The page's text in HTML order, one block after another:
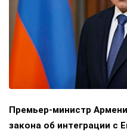
Премьер-министр
закона об интеграции с